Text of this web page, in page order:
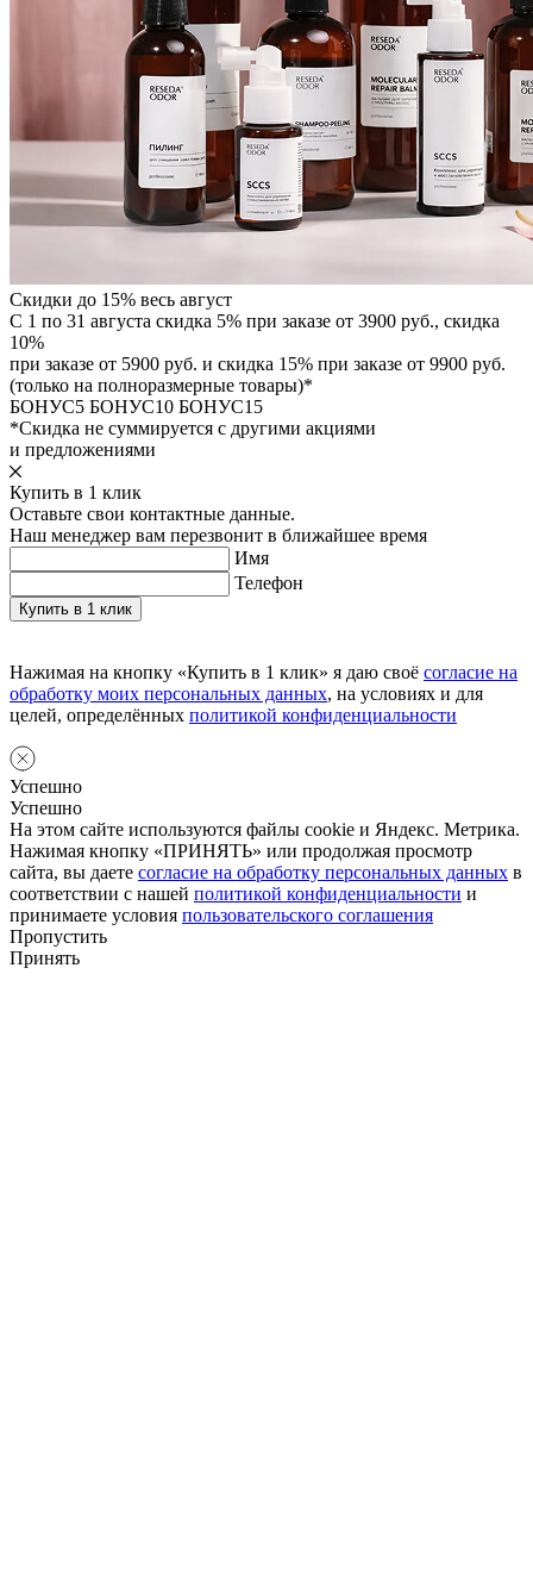
Скидки до 15% весь август
С 1 по 31 августа скидка 5% при заказе от 3900 руб., скидка
10%
при заказе от 5900 руб. и скидка 15% при заказе от 9900 руб.
(только на полноразмерные товары)*
БОНУС5 БОНУС10 БОНУС15
*Скидка не суммируется с другими акциями
и предложениями
Купить в 1 клик
Оставьте свои контактные данные.
Наш менеджер вам перезвонит в ближайшее время
Имя
Телефон
Нажимая на кнопку «Купить в 1 клик» я даю своё согласие на
обработку моих персональных данных, на условиях и для
целей, определённых политикой конфиденциальности
Успешно
Успешно
На этом сайте используются файлы cookie и Яндекс. Метрика.
Нажимая кнопку «ПРИНЯТЬ» или продолжая просмотр
сайта, вы даете согласие на обработку персональных данных в
соответствии с нашей политикой конфиденциальности и
принимаете условия пользовательского соглашения
Пропустить
Принять